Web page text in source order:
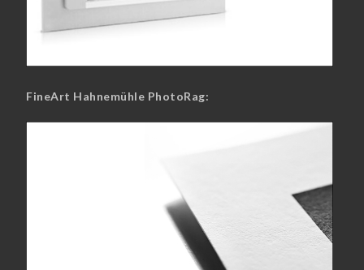
FineArt Hahnemühle PhotoRag: